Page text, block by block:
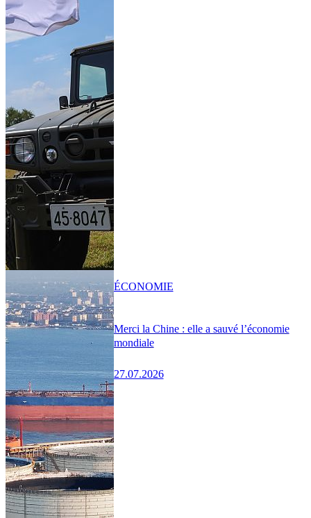
Merci la Chine : elle a sauvé l’économie
mondiale
27.07.2026
ÉCONOMIE